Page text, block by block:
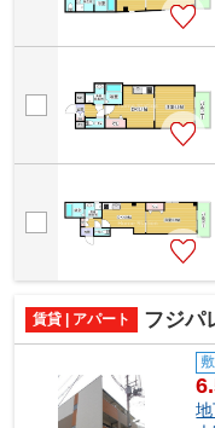
賃貸 | アパート フジパ